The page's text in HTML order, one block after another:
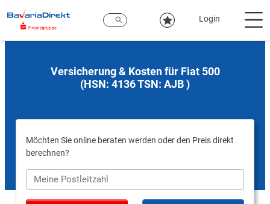
Hauptinhalt
Login
Versicherung & Kosten für Fiat 500
(HSN: 4136 TSN: AJB )
Möchten Sie online beraten werden oder den Preis direkt
berechnen?